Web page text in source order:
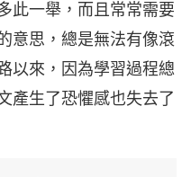
此一舉，而且常常需要
意思，總是無法有像滾
以來，因為學習過程總
產生了恐懼感也失去了